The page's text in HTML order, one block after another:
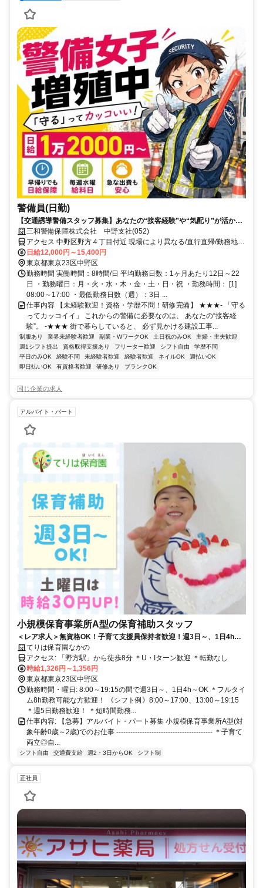
警備員(日勤)
【交通誘導警備スタッフ募集】あなたの“接客経験”や“気配り”が活かせ
ます！
三和警備保障株式会社 中野支社(052)
アクセス 中野区野方４丁目付近 現場により異なる/直行直帰/勤務地相
談可 ■電話面接■来社不要■即日勤務
日給12,000円～15,400円
東京都東京23区中野区
勤務時間 実働時間：8時間/日 平均勤務日数：1ヶ月あたり12日～22
日 ・勤務曜日：月・火・水・木・金・土・日・祝 ・勤務時間： [1]
08:00～17:00 ・最低勤務日数（週）：3日 ...
仕事内容 【未経験歓迎！資格・学歴不問！研修完備】 ★★★- 「守る
ってカッコイイ」 これからの警備に必要なのは、 あなたの“接客経
験”。 -★★★ 街で暮らしていると、 必ず見かける建設工事...
制服あり 業界未経験者歓迎 副業・WワークOK 土日祝のみOK
主婦・主夫歓迎
週1シフト提出
資格取得支援あり フリーター歓迎 シフト自由
学歴不問
平日のみOK
経験不問 未経験者歓迎 経験者歓迎 ネイルOK
週払いOK
即日払いOK
有資格者歓迎 研修あり ブランクOK
同じ企業の求人
アルバイト・パート
小規模保育事業所A型の保育補助スタッフ
＜レア求人＞無資格OK！子育て支援員保持者歓迎！週3日～、1日4h～
OK✨✅未経験OK✅土曜は時給30円UP✅フルタイム歓迎
てりは保育園なかの
アクセス: 「野方駅」から徒歩8分 ＊U・Iターン歓迎 ＊転勤なし
時給1,326円～1,356円
東京都東京23区中野区
勤務時間・曜日: 8:00～19:15の間で週3日～、1日4h～OK ＊フルタイ
ム8h勤務可能な方歓迎！ 《シフト例》8:00～17:00、13:00～19:15
＊週5日勤務歓迎！ ＊短時間勤務...
仕事内容: 【急募】アルバイト・パート募集 小規模保育事業所A型(対
象年齢0歳～2歳)でのお仕事 ----------------------------------------- ＊子育て
両立◎自...
シフト自由 交通費支給 週2・3日からOK シフト制
正社員